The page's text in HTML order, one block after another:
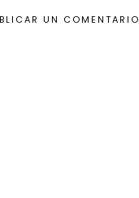
UN COMENTARIO